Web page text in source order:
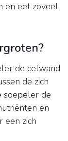
en eet zoveel
de celwand
de zich
soepeler de
en
een zich